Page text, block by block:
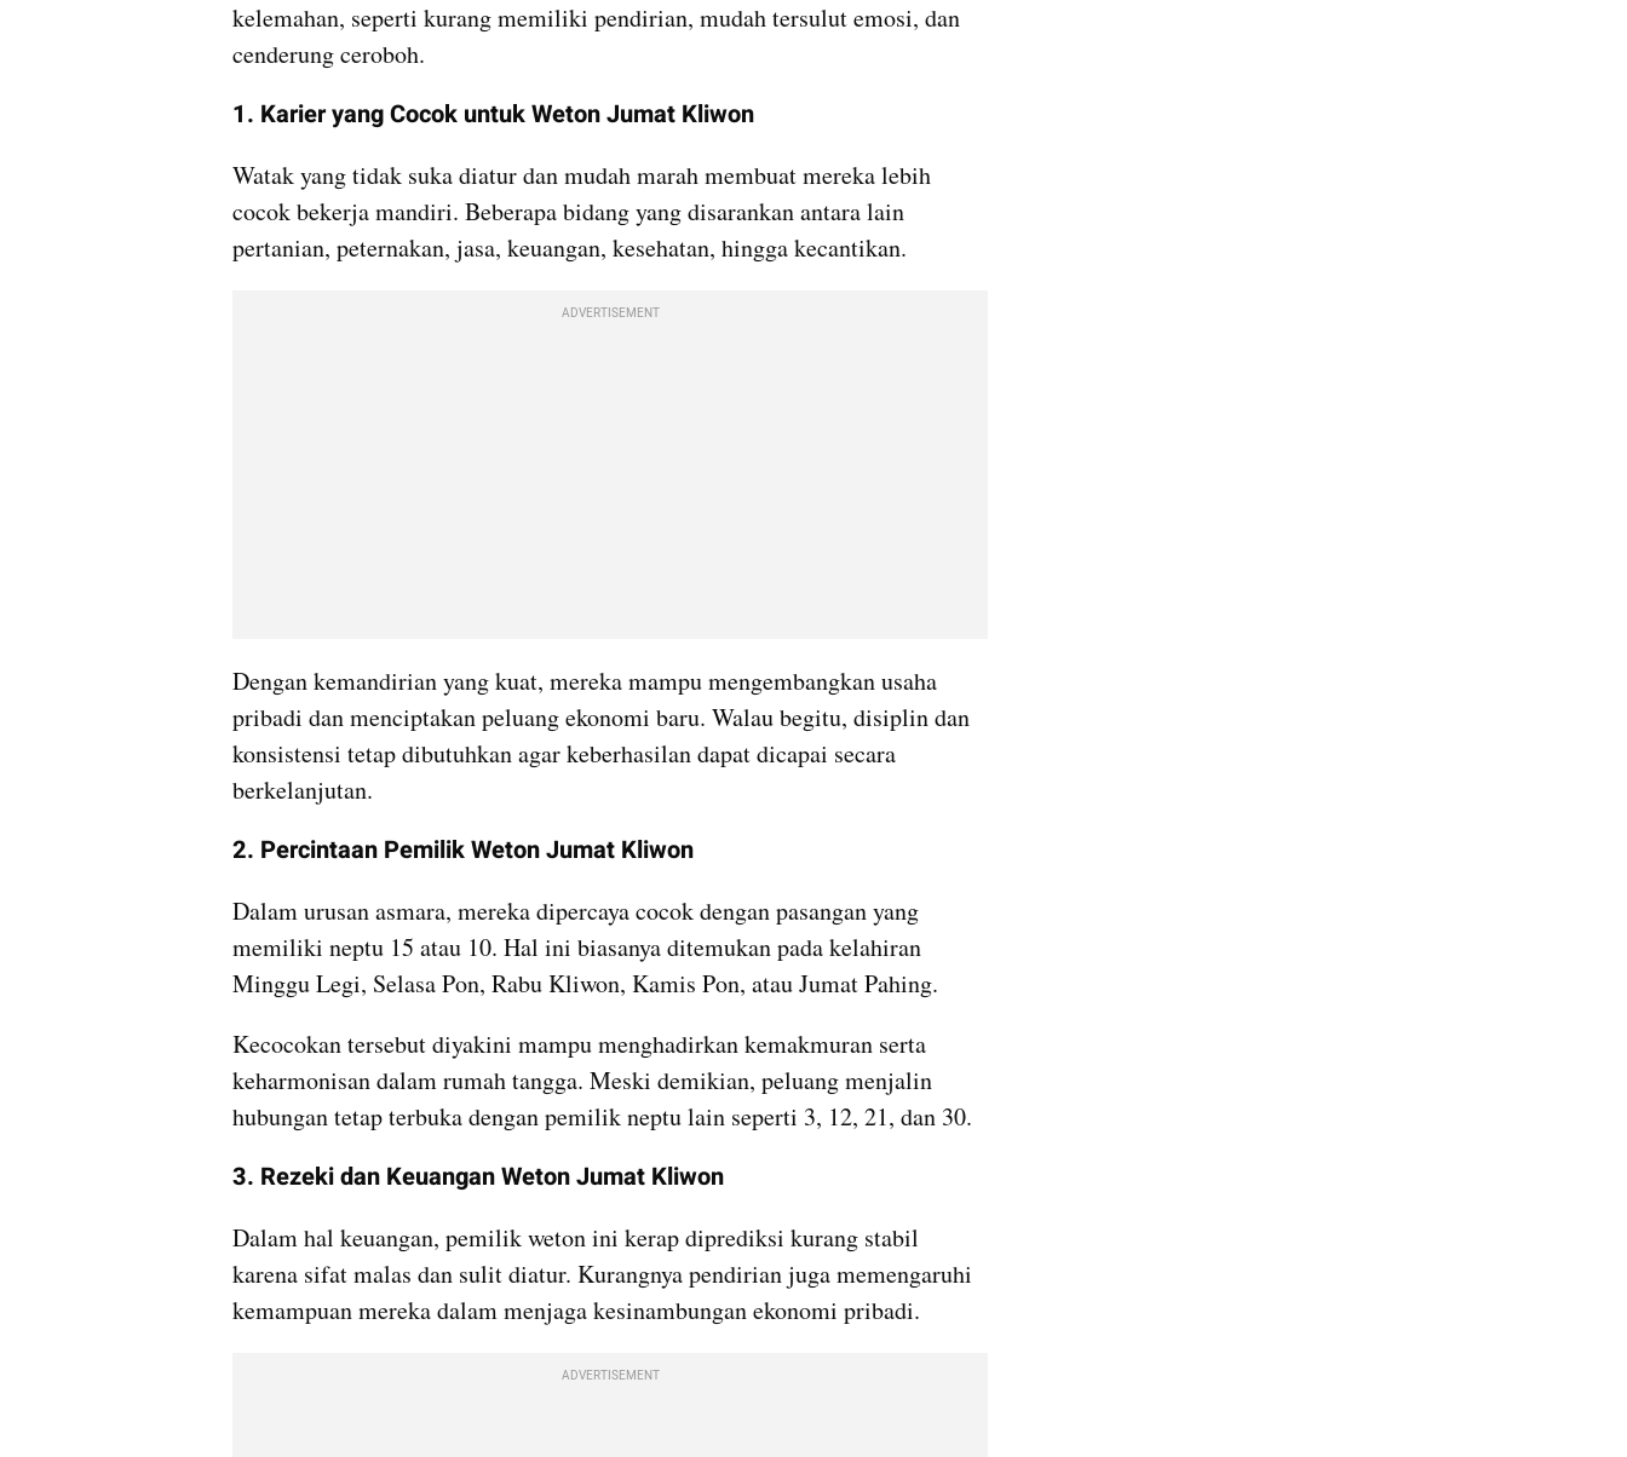
kelemahan, seperti kurang memiliki pendirian, mudah tersulut emosi, dan
cenderung ceroboh.
1. Karier yang Cocok untuk Weton Jumat Kliwon
Watak yang tidak suka diatur dan mudah marah membuat mereka lebih
cocok bekerja mandiri. Beberapa bidang yang disarankan antara lain
pertanian, peternakan, jasa, keuangan, kesehatan, hingga kecantikan.
ADVERTISEMENT
Dengan kemandirian yang kuat, mereka mampu mengembangkan usaha
pribadi dan menciptakan peluang ekonomi baru. Walau begitu, disiplin dan
konsistensi tetap dibutuhkan agar keberhasilan dapat dicapai secara
berkelanjutan.
2. Percintaan Pemilik Weton Jumat Kliwon
Dalam urusan asmara, mereka dipercaya cocok dengan pasangan yang
memiliki neptu 15 atau 10. Hal ini biasanya ditemukan pada kelahiran
Minggu Legi, Selasa Pon, Rabu Kliwon, Kamis Pon, atau Jumat Pahing.
Kecocokan tersebut diyakini mampu menghadirkan kemakmuran serta
keharmonisan dalam rumah tangga. Meski demikian, peluang menjalin
hubungan tetap terbuka dengan pemilik neptu lain seperti 3, 12, 21, dan 30.
3. Rezeki dan Keuangan Weton Jumat Kliwon
Dalam hal keuangan, pemilik weton ini kerap diprediksi kurang stabil
karena sifat malas dan sulit diatur. Kurangnya pendirian juga memengaruhi
kemampuan mereka dalam menjaga kesinambungan ekonomi pribadi.
ADVERTISEMENT